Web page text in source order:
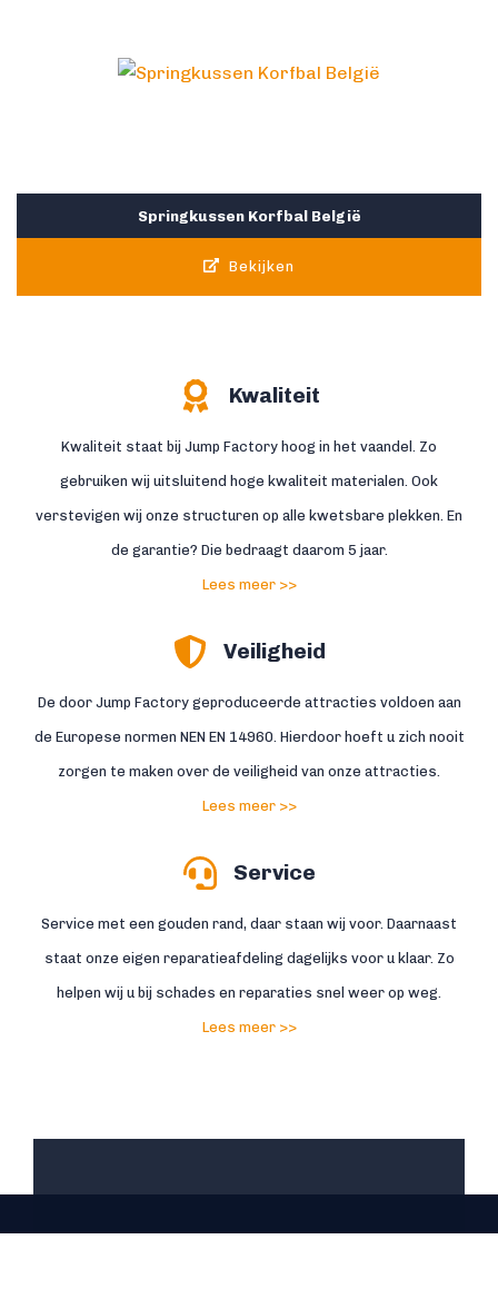
Springkussen Korfbal België
Bekijken
Kwaliteit
Kwaliteit staat bij Jump Factory hoog in het vaandel. Zo
gebruiken wij uitsluitend hoge kwaliteit materialen. Ook
verstevigen wij onze structuren op alle kwetsbare plekken. En
de garantie? Die bedraagt daarom 5 jaar.
Lees meer >>
Veiligheid
De door Jump Factory geproduceerde attracties voldoen aan
de Europese normen NEN EN 14960. Hierdoor hoeft u zich nooit
zorgen te maken over de veiligheid van onze attracties.
Lees meer >>
Service
Service met een gouden rand, daar staan wij voor. Daarnaast
staat onze eigen reparatieafdeling dagelijks voor u klaar. Zo
helpen wij u bij schades en reparaties snel weer op weg.
Lees meer >>